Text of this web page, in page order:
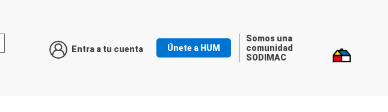
Entra a tu cuenta Únete a HUM
Somos una
comunidad
SODIMAC